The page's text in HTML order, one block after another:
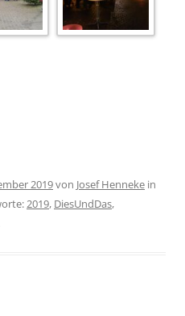
2019von Josef Henneke in
2019, DiesUndDas,